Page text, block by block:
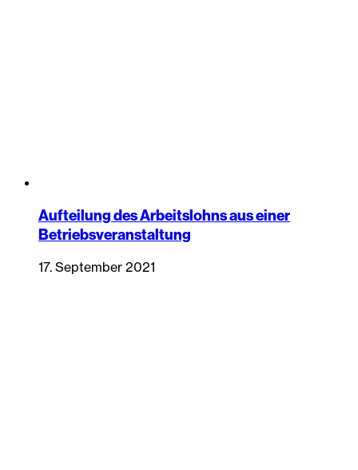
Aufteilung des Arbeitslohns aus einer
Betriebsveranstaltung
17. September 2021